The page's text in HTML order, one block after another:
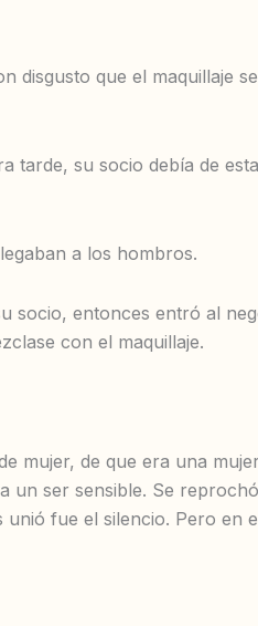
disgusto que el maquillaje
tarde, su socio debía de
a los hombros.
socio, entonces entró al
con el maquillaje.
mujer, de que era una
un ser sensible. Se
fue el silencio. Pero